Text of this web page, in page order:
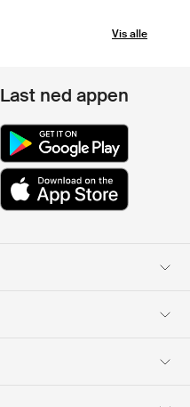
Vis alle
Last ned appen